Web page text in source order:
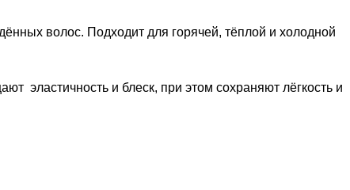
волос. Подходит для горячей, тёплой и холодной
эластичность и блеск, при этом сохраняют лёгкость и